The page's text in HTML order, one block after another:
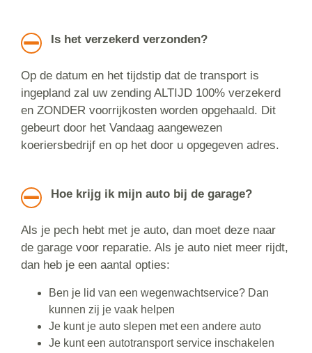
Is het verzekerd verzonden?
Op de datum en het tijdstip dat de transport is
ingepland zal uw zending ALTIJD 100% verzekerd
en ZONDER voorrijkosten worden opgehaald. Dit
gebeurt door het Vandaag aangewezen
koeriersbedrijf en op het door u opgegeven adres.
Hoe krijg ik mijn auto bij de garage?
Als je pech hebt met je auto, dan moet deze naar
de garage voor reparatie. Als je auto niet meer rijdt,
dan heb je een aantal opties:
Ben je lid van een wegenwachtservice? Dan
kunnen zij je vaak helpen
Je kunt je auto slepen met een andere auto
Je kunt een autotransport service inschakelen